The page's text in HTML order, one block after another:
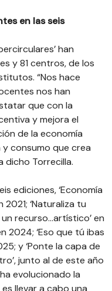
en las seis
han
y 81 centros, de los
“Nos hace
nos han
que con la
y mejora el
de la economía
consumo que crea
dicho Torrecilla.
ediciones, ‘Economía
‘Naturaliza tu
recurso…artístico’ en
2024; ‘Eso que tú ibas
y ‘Ponte la capa de
junto al de este año
evolucionado la
llevar a cabo una